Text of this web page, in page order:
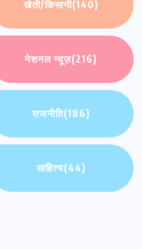
खेती/किसानी(140)
नेशनल न्यूज़(216)
राजनीति(186)
साहित्य(44)